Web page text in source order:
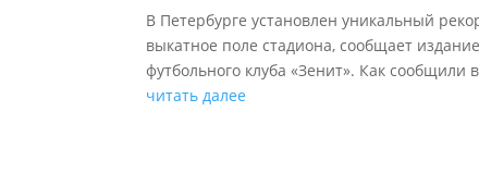
В Петербурге установлен уникальный
выкатное поле стадиона, сообщает
футбольного клуба «Зенит». Как сообщили
читать далее